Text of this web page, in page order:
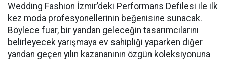
Wedding Fashion İzmir’deki Performans Defilesi ile ilk
kez moda profesyonellerinin beğenisine sunacak.
Böylece fuar, bir yandan geleceğin tasarımcılarını
belirleyecek yarışmaya ev sahipliği yaparken diğer
yandan geçen yılın kazananının özgün koleksiyonuna